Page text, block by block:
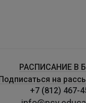
РАСПИСАНИЕ В
на
+7 (812) 467-